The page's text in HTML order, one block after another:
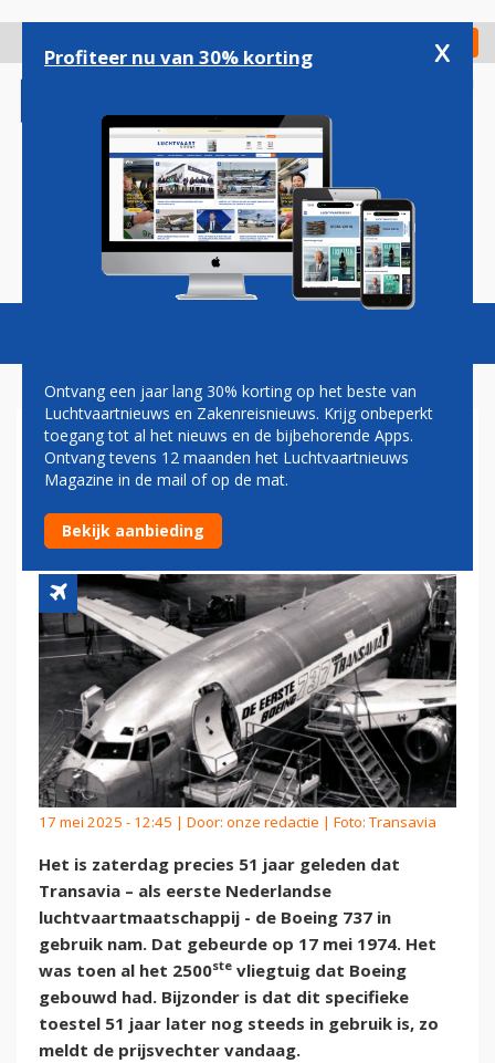
gaan
Check in
Magazine Podcasts Vacatures
EERSTE TRANSAVIA-BOEING
737 VLIEGT NA 51 JAAR NOG
STEEDS
17 mei 2025 - 12:45 | Door: onze redactie | Foto: Transavia
Het is zaterdag precies 51 jaar geleden dat
Transavia – als eerste Nederlandse
luchtvaartmaatschappij - de Boeing 737 in
gebruik nam. Dat gebeurde op 17 mei 1974. Het
was toen al het 2500ste vliegtuig dat Boeing
gebouwd had. Bijzonder is dat dit specifieke
toestel 51 jaar later nog steeds in gebruik is, zo
meldt de prijsvechter vandaag.
Profiteer nu van 30% korting x
Ontvang een jaar lang 30% korting op het beste van
Luchtvaartnieuws en Zakenreisnieuws. Krijg onbeperkt
toegang tot al het nieuws en de bijbehorende Apps.
Ontvang tevens 12 maanden het Luchtvaartnieuws
Magazine in de mail of op de mat.
Bekijk aanbieding